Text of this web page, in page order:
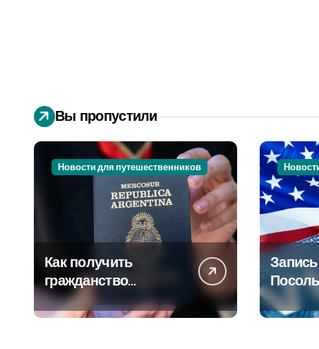
Вы пропустили
Новости для путешественников
Как получить
гражданство
Аргентины: Полное
руководство